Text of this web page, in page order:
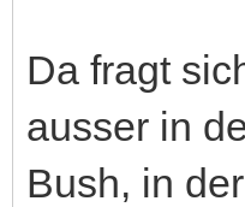
Da fragt
ausser in
Bush, in